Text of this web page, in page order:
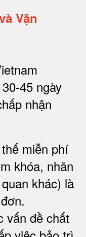
Vận
45 ngày
nhận
miễn phí
khóa, nhãn
khác) là
.
vấn đề chất